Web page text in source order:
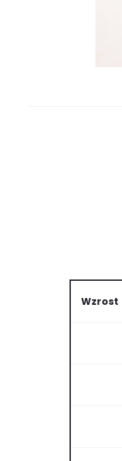
Wzrost